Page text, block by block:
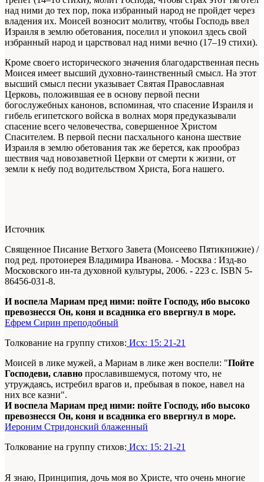
над ними до тех пор, пока избранный народ не пройдет через
владения их. Моисей возносит молитву, чтобы Господь ввел
Израиля в землю обетования, поселил и упокоил здесь свой
избранный народ и царствовал над ними вечно (17–19 стихи).
Кроме своего исторического значения благодарственная песнь
Моисея имеет высший духовно-таинственный смысл. На этот
высший смысл песни указывает Святая Православная
Церковь, положившая ее в основу первой песни
богослужебных канонов, вспоминая, что спасение Израиля и
гибель египетского войска в волнах моря предуказывали
спасение всего человечества, совершенное Христом
Спасителем. В первой песни пасхального канона шествие
Израиля в землю обетования так же берется, как прообраз
шествия чад новозаветной Церкви от смерти к жизни, от
земли к небу под водительством Христа, Бога нашего.
Источник
Священное Писание Ветхого Завета (Моисеево Пятикнижие) /
под ред. протоиерея Владимира Иванова. - Москва : Изд-во
Московского ин-та духовной культуры, 2006. - 223 с. ISBN 5-
86456-031-8.
И воспела Мариам пред ними: пойте Господу, ибо высоко
превознесся Он, коня и всадника его ввергнул в море.
Ефрем Сирин преподобный
Толкование на группу стихов: Исх: 15: 21-21
Моисей в лике мужей, а Мариам в лике жен воспели: "Пойте
Господеви, славно прославившемуся, потому что, не
утруждаясь, истребил врагов и, пребывая в покое, навел на
них все казни".
И воспела Мариам пред ними: пойте Господу, ибо высоко
превознесся Он, коня и всадника его ввергнул в море.
Иероним Стридонский блаженный
Толкование на группу стихов: Исх: 15: 21-21
Я знаю, Принципия, дочь моя во Христе, что очень многие